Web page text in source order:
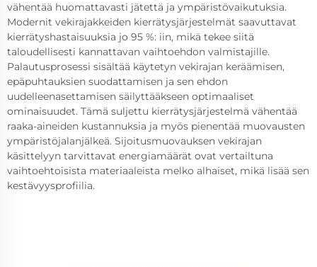
vähentää huomattavasti jätettä ja ympäristövaikutuksia.
Modernit vekirajakkeiden kierrätysjärjestelmät saavuttavat
kierrätyshastaisuuksia jo 95 %: iin, mikä tekee siitä
taloudellisesti kannattavan vaihtoehdon valmistajille.
Palautusprosessi sisältää käytetyn vekirajan keräämisen,
epäpuhtauksien suodattamisen ja sen ehdon
uudelleenasettamisen säilyttääkseen optimaaliset
ominaisuudet. Tämä suljettu kierrätysjärjestelmä vähentää
raaka-aineiden kustannuksia ja myös pienentää muovausten
ympäristöjalanjälkeä. Sijoitusmuovauksen vekirajan
käsittelyyn tarvittavat energiamäärät ovat vertailtuna
vaihtoehtoisista materiaaleista melko alhaiset, mikä lisää sen
kestävyysprofiilia.